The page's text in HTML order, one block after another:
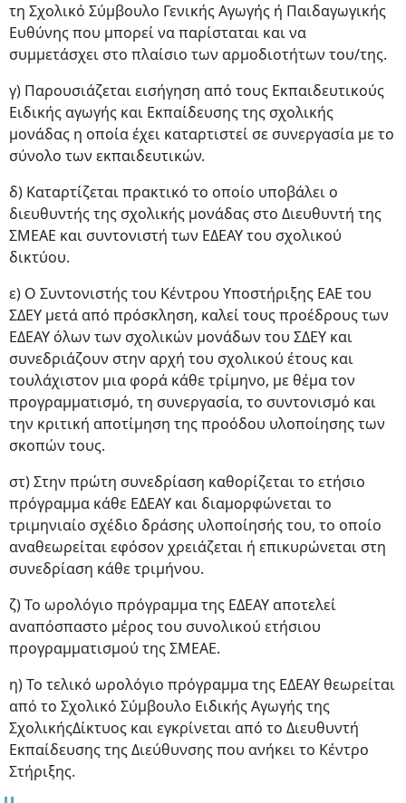
τη Σχολικό Σύμβουλο Γενικής Αγωγής ή Παιδαγωγικής
Ευθύνης που μπορεί να παρίσταται και να
συμμετάσχει στο πλαίσιο των αρμοδιοτήτων του/της.
γ) Παρουσιάζεται εισήγηση από τους Εκπαιδευτικούς
Ειδικής αγωγής και Εκπαίδευσης της σχολικής
μονάδας η οποία έχει καταρτιστεί σε συνεργασία με το
σύνολο των εκπαιδευτικών.
δ) Καταρτίζεται πρακτικό το οποίο υποβάλει ο
διευθυντής της σχολικής μονάδας στο Διευθυντή της
ΣΜΕΑΕ και συντονιστή των ΕΔΕΑΥ του σχολικού
δικτύου.
ε) Ο Συντονιστής του Κέντρου Υποστήριξης ΕΑΕ του
ΣΔΕΥ μετά από πρόσκληση, καλεί τους προέδρους των
ΕΔΕΑΥ όλων των σχολικών μονάδων του ΣΔΕΥ και
συνεδριάζουν στην αρχή του σχολικού έτους και
τουλάχιστον μια φορά κάθε τρίμηνο, με θέμα τον
προγραμματισμό, τη συνεργασία, το συντονισμό και
την κριτική αποτίμηση της προόδου υλοποίησης των
σκοπών τους.
στ) Στην πρώτη συνεδρίαση καθορίζεται το ετήσιο
πρόγραμμα κάθε ΕΔΕΑΥ και διαμορφώνεται το
τριμηνιαίο σχέδιο δράσης υλοποίησής του, το οποίο
αναθεωρείται εφόσον χρειάζεται ή επικυρώνεται στη
συνεδρίαση κάθε τριμήνου.
ζ) Το ωρολόγιο πρόγραμμα της ΕΔΕΑΥ αποτελεί
αναπόσπαστο μέρος του συνολικού ετήσιου
προγραμματισμού της ΣΜΕΑΕ.
η) Το τελικό ωρολόγιο πρόγραμμα της ΕΔΕΑΥ θεωρείται
από το Σχολικό Σύμβουλο Ειδικής Αγωγής της
ΣχολικήςΔίκτυος και εγκρίνεται από το Διευθυντή
Εκπαίδευσης της Διεύθυνσης που ανήκει το Κέντρο
Στήριξης.